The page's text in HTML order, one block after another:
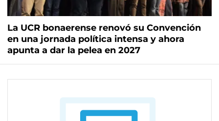
La UCR bonaerense renovó su Convención
en una jornada política intensa y ahora
apunta a dar la pelea en 2027